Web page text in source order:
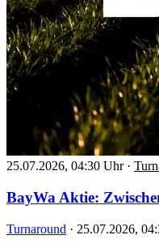
25.07.2026, 04:30 Uhr ·
BayWa Aktie:
Turnaround · 25.07.2026,